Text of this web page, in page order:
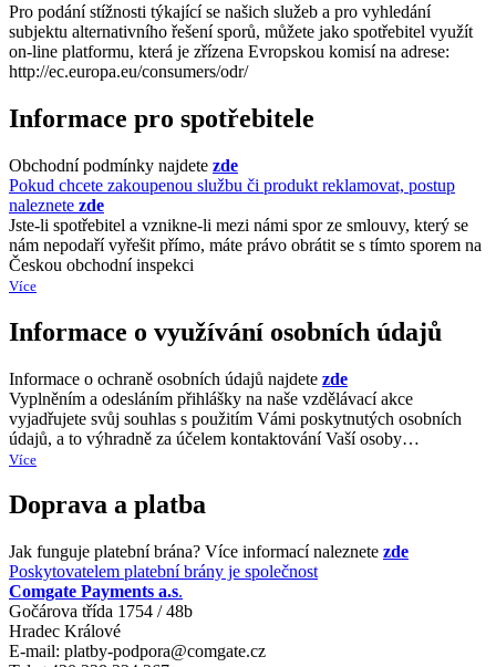
Pro podání stížnosti týkající se našich služeb a pro vyhledání
subjektu alternativního řešení sporů, můžete jako spotřebitel využít
on-line platformu, která je zřízena Evropskou komisí na adrese:
http://ec.europa.eu/consumers/odr/
Informace pro spotřebitele
Obchodní podmínky najdete zde
Pokud chcete zakoupenou službu či produkt reklamovat, postup
naleznete zde
Jste-li spotřebitel a vznikne-li mezi námi spor ze smlouvy, který se
nám nepodaří vyřešit přímo, máte právo obrátit se s tímto sporem na
Českou obchodní inspekci
Více
Informace o využívání osobních údajů
Informace o ochraně osobních údajů najdete zde
Vyplněním a odesláním přihlášky na naše vzdělávací akce
vyjadřujete svůj souhlas s použitím Vámi poskytnutých osobních
údajů, a to výhradně za účelem kontaktování Vaší osoby…
Více
Doprava a platba
Jak funguje platební brána? Více informací naleznete zde
Poskytovatelem platební brány je společnost
Comgate Payments a.s.
Gočárova třída 1754 / 48b
Hradec Králové
E-mail: platby-podpora@comgate.cz